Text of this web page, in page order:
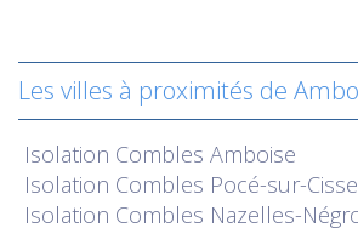
Les villes à proximités de
Isolation Combles Amboise
Isolation Combles Pocé-sur-Cisse
Isolation Combles Nazelles-